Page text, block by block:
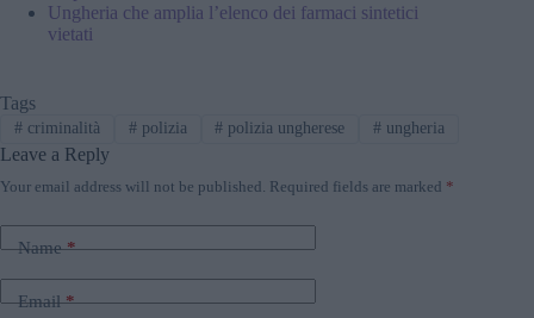
Ungheria che amplia l’elenco dei farmaci sintetici
vietati
Tags
#criminalità #polizia # polizia ungherese # ungheria
Leave a Reply
Your email address will not be published. Required fields are marked *
Name*
Email*